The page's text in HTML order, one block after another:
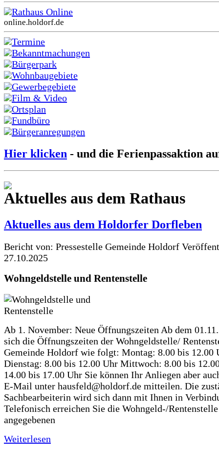
Rathaus Online
online.holdorf.de
Termine
Bekanntmachungen
Bürgerpark
Wohnbaugebiete
Gewerbegebiete
Film & Video
Ortsplan
Fundbüro
Bürgeranregungen
Hier klicken - und die Ferienpassaktion
Aktuelles aus dem Rathaus
Aktuelles aus dem Holdorfer Dorfleben
Bericht von: Pressestelle Gemeinde Holdorf
27.10.2025
Wohngeldstelle und Rentenstelle
Ab 1. November: Neue Öffnungszeiten Ab dem
sich die Öffnungszeiten der Wohngeldstelle/
Gemeinde Holdorf wie folgt: Montag: 8.00 bis 12.00
Dienstag: 8.00 bis 12.00 Uhr Mittwoch: 8.00 bis
14.00 bis 17.00 Uhr Sie können Ihr Anliegen aber
E-Mail unter hausfeld@holdorf.de mitteilen. Die
Sachbearbeiterin wird sich dann mit Ihnen in
Telefonisch erreichen Sie die Wohngeld-/
angegebenen
Weiterlesen